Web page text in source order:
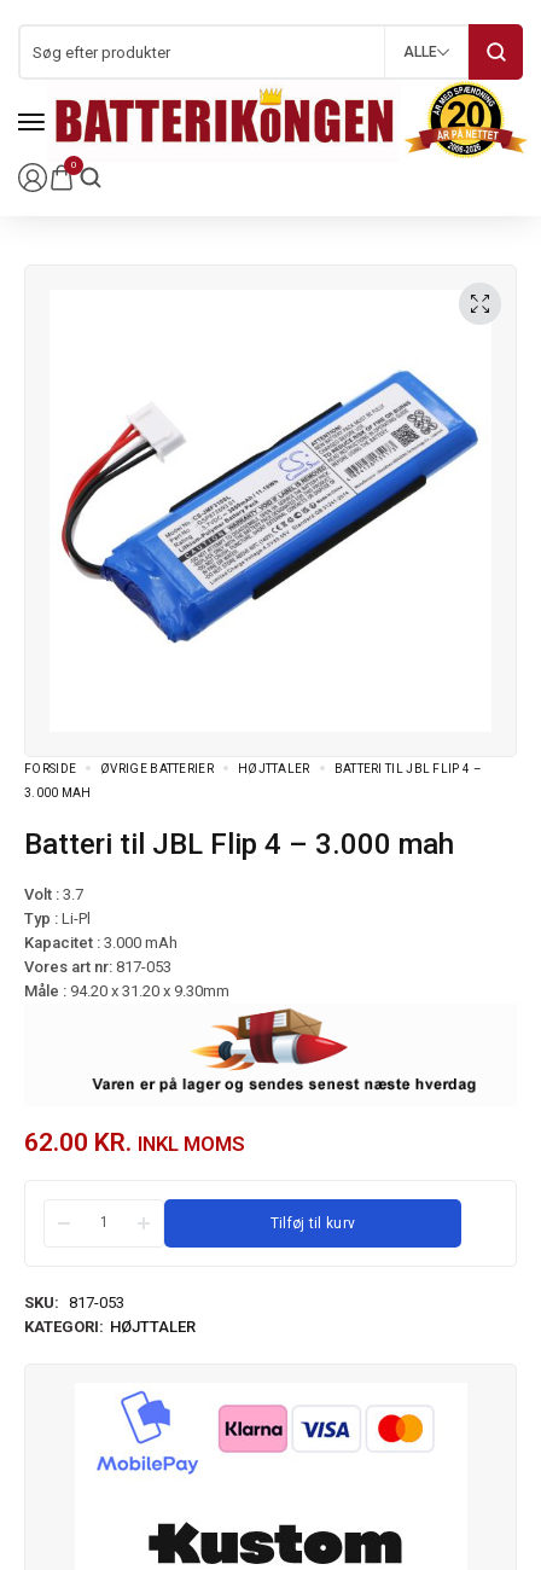
0
ALLE
FORSIDE ØVRIGE BATTERIER HØJTTALER
BATTERI TIL JBL FLIP 4 –
3.000 MAH
Batteri til JBL Flip 4 – 3.000 mah
Volt : 3.7
Typ : Li-Pl
Kapacitet : 3.000 mAh
Vores art nr: 817-053
Måle : 94.20 x 31.20 x 9.30mm
62.00 KR. INKL MOMS
Tilføj til kurv
SKU: 817-053
KATEGORI: HØJTTALER